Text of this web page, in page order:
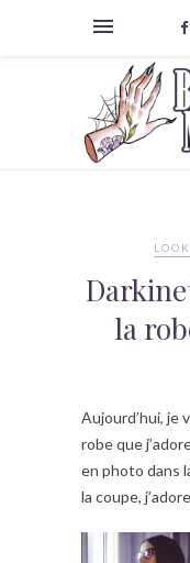
la
Aujourd’hui, je
robe que
en photo dans
la coupe,